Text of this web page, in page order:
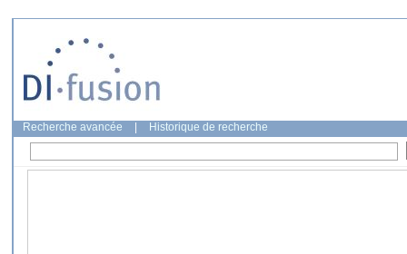
Recherche avancée Historique de recherche